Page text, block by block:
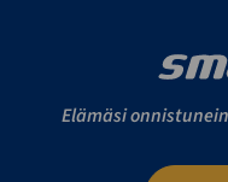
Elämäsi